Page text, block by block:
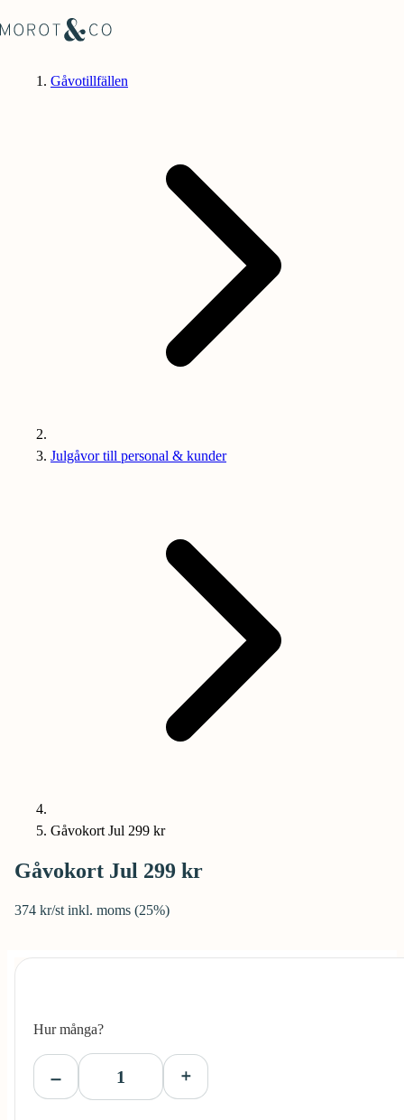
Gåvotillfällen
Julgåvor till personal & kunder
Gåvokort Jul 299 kr
Gåvokort Jul 299 kr
374 kr/st inkl. moms (25%)
Hur många?